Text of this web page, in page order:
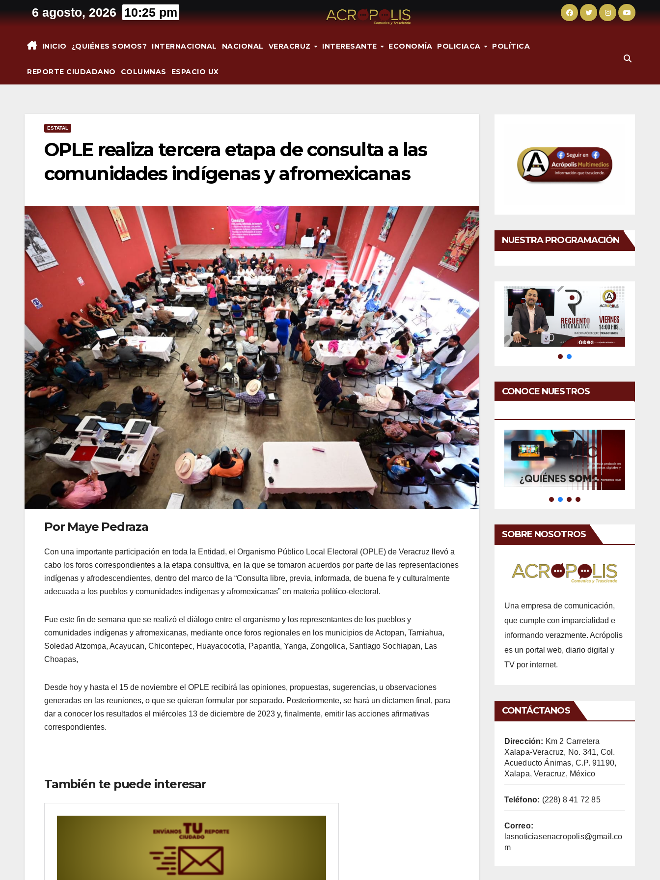
al
6 agosto, 2026 10:25 pm
INICIO ¿QUIÉNES SOMOS? INTERNACIONAL NACIONAL VERACRUZ INTERESANTE ECONOMÍA POLICIACA POLÍTICA
REPORTE CIUDADANO COLUMNAS ESPACIO UX
ESTATAL
OPLE realiza tercera etapa de consulta a las
comunidades indígenas y afromexicanas
Por Maye Pedraza
Con una importante participación en toda la Entidad, el Organismo Público Local Electoral (OPLE) de Veracruz llevó a
cabo los foros correspondientes a la etapa consultiva, en la que se tomaron acuerdos por parte de las representaciones
indígenas y afrodescendientes, dentro del marco de la “Consulta libre, previa, informada, de buena fe y culturalmente
adecuada a los pueblos y comunidades indígenas y afromexicanas” en materia político-electoral.
Fue este fin de semana que se realizó el diálogo entre el organismo y los representantes de los pueblos y
comunidades indígenas y afromexicanas, mediante once foros regionales en los municipios de Actopan, Tamiahua,
Soledad Atzompa, Acayucan, Chicontepec, Huayacocotla, Papantla, Yanga, Zongolica, Santiago Sochiapan, Las
Choapas,
Desde hoy y hasta el 15 de noviembre el OPLE recibirá las opiniones, propuestas, sugerencias, u observaciones
generadas en las reuniones, o que se quieran formular por separado. Posteriormente, se hará un dictamen final, para
dar a conocer los resultados el miércoles 13 de diciembre de 2023 y, finalmente, emitir las acciones afirmativas
correspondientes.
También te puede interesar
NUESTRA PROGRAMACIÓN
CONOCE NUESTROS
SOBRE NOSOTROS
Una empresa de comunicación,
que cumple con imparcialidad e
informando verazmente. Acrópolis
es un portal web, diario digital y
TV por internet.
CONTÁCTANOS
Dirección: Km 2 Carretera
Xalapa-Veracruz, No. 341, Col.
Acueducto Ánimas, C.P. 91190,
Xalapa, Veracruz, México
Teléfono: (228) 8 41 72 85
Correo:
lasnoticiasenacropolis@gmail.co
m